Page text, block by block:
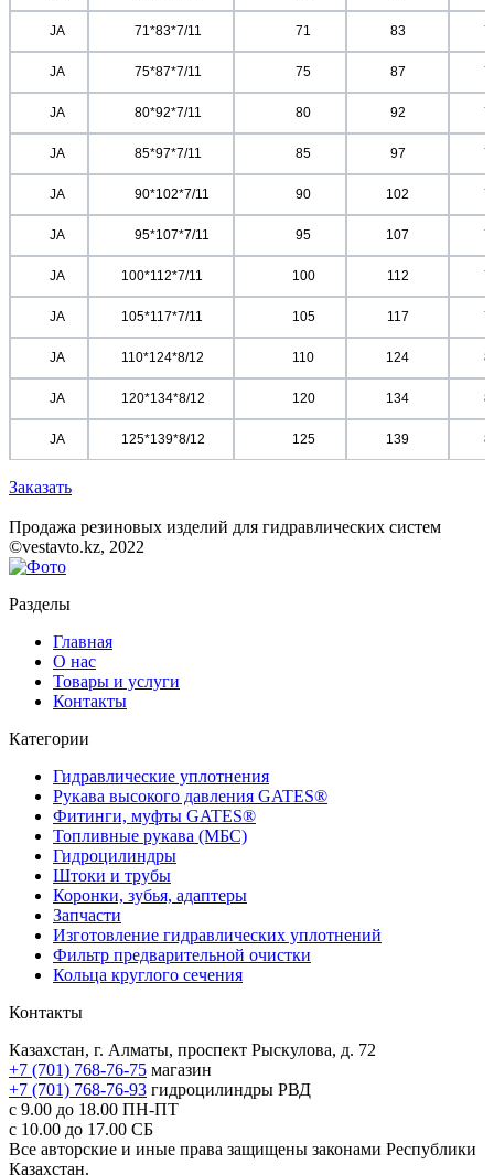
	JA
	71
83 7
	JA
	75
87 7
	JA
	80
92 7
	JA
	85
97 7
	JA
	90
102 7
	JA
	95
107 7
	JA
	100
112 7
	JA
	105
117 7
	JA
	110
124 8
	JA
	120
134 8
	JA
	125
139 8
Заказать
Продажа резиновых изделий для гидравлических систем
©vestavto.kz, 2022
Разделы
Главная
О нас
Товары и услуги
Контакты
Категории
Гидравлические уплотнения
Рукава высокого давления GATES®
Фитинги, муфты GATES®
Топливные рукава (МБС)
Гидроцилиндры
Штоки и трубы
Коронки, зубья, адаптеры
Запчасти
Изготовление гидравлических уплотнений
Фильтр предварительной очистки
Кольца круглого сечения
Контакты
Казахстан, г. Алматы, проспект Рыскулова, д. 72
+7 (701) 768-76-75 магазин
+7 (701) 768-76-93 гидроцилиндры РВД
с 9.00 до 18.00 ПН-ПТ
с 10.00 до 17.00 СБ
Все авторские и иные права защищены законами Республики
Казахстан.